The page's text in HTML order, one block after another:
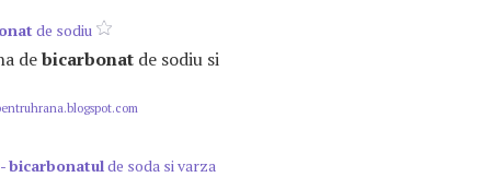
de sodiu
debicarbonat de sodiu si
bicarbonatulde soda si varza